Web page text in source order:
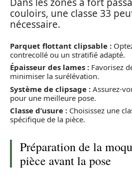
couloirs, une classe 33
nécessaire.
Parquet flottant clipsable :
contrecollé ou un stratifié adapté.
Épaisseur des lames : Favorisez
minimiser la surélévation.
Système de clipsage : Assurez-
pour une meilleure pose.
Classe d’usure : Choisissez une
spécifique de la pièce.
Préparation de la
pièce avant la pose